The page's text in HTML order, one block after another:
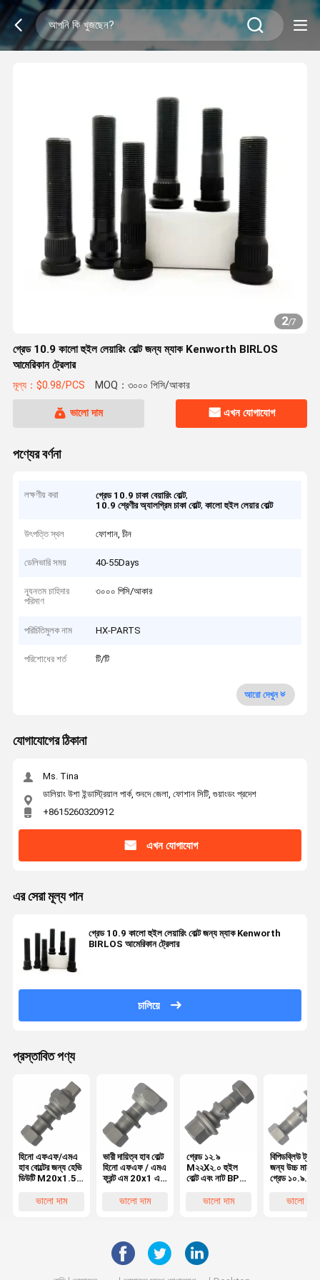
2/7
গ্রেড 10.9 কালো হুইল লেয়ারিং বোল্ট জন্য ম্যাক Kenworth BIRLOS
আমেরিকান ট্রেলার
মূল্য：$0.98/PCS MOQ：৩০০০ পিসি/আকার
ভালো দাম এখন যোগাযোগ
পণ্যের বর্ণনা
লক্ষণীয় করা গ্রেড 10.9 চাকা বেয়ারিং বোল্ট,
10.9 শ্রেণীর অ্যালগ্রিম চাকা বোল্ট,কালো হুইল লেয়ার বোল্ট
উৎপত্তি স্থল ফোশান, চীন
ডেলিভারি সময় 40-55Days
ন্যূনতম চাহিদার
পরিমাণ
৩০০০ পিসি/আকার
পরিচিতিমুলক নাম HX-PARTS
পরিশোধের শর্ত টি/টি
আরো দেখুন
যোগাযোগের ঠিকানা
Ms. Tina
ডালিয়াং উশা ইন্ডাস্ট্রিয়াল পার্ক, শুনদে জেলা, ফোশান সিটি, গুয়াংডং প্রদেশ
+8615260320912
এখন যোগাযোগ
এর সেরা মূল্য পান
গ্রেড 10.9 কালো হুইল লেয়ারিং বোল্ট জন্য ম্যাক Kenworth
BIRLOS আমেরিকান ট্রেলার
চালিয়ে
প্রস্তাবিত পণ্য
হিনো এফএফ/এমএ
হাব বোল্টের জন্য হেভি
ডিউটি M20x1.5
হিনো ট্রাকের জন্য
ভালো দাম
ভারী দায়িত্ব হাব বোল্ট
হিনো এফএফ / এমএ
ফ্রন্ট এম 20x1 এর
ভালো দাম
গ্রেড ১২.৯
M২২X২.০ হুইল
বোল্ট এবং নাট BPW
OEM0329613170
ভালো দাম
বিপিডব্লিউ
জন্য উচ্চ মানের
গ্রেড ১০.৯
বোল্ট OEM
ভালো দাম